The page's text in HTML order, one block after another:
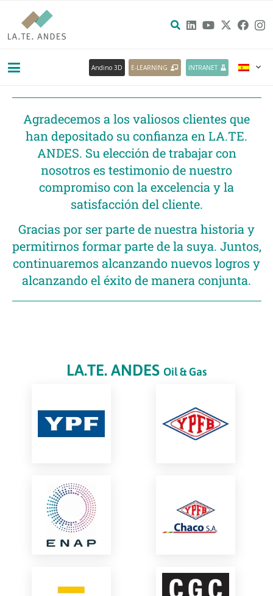
Andino 3D E-LEARNING INTRANET
Agradecemos a los valiosos clientes que
han depositado su confianza en LA.TE.
ANDES. Su elección de trabajar con
nosotros es testimonio de nuestro
compromiso con la excelencia y la
satisfacción del cliente.
Gracias por ser parte de nuestra historia y
permitirnos formar parte de la suya. Juntos,
continuaremos alcanzando nuevos logros y
alcanzando el éxito de manera conjunta.
LA.TE. ANDES Oil & Gas